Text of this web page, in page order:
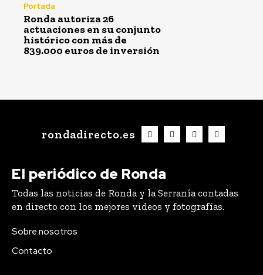
Portada
Ronda autoriza 26
actuaciones en su conjunto
histórico con más de
839.000 euros de inversión
rondadirecto.es
El periódico de Ronda
Todas las noticias de Ronda y la Serranía contadas
en directo con los mejores videos y fotografías.
Sobre nosotros
Contacto